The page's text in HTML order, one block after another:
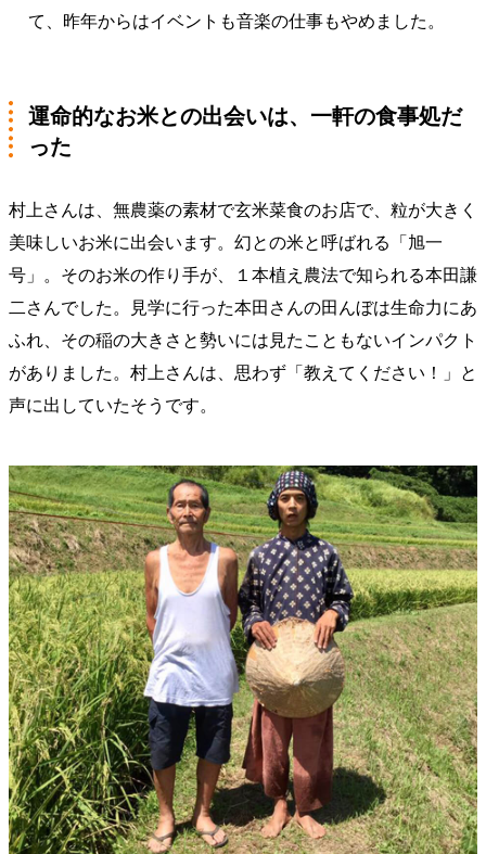
て、昨年からはイベントも音楽の仕事もやめました。
運命的なお米との出会いは、一軒の食事処だ
った
村上さんは、無農薬の素材で玄米菜食のお店で、粒が大きく
美味しいお米に出会います。幻との米と呼ばれる「旭一
号」。そのお米の作り手が、１本植え農法で知られる本田謙
二さんでした。見学に行った本田さんの田んぼは生命力にあ
ふれ、その稲の大きさと勢いには見たこともないインパクト
がありました。村上さんは、思わず「教えてください！」と
声に出していたそうです。